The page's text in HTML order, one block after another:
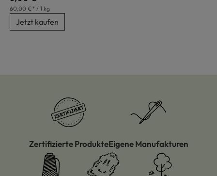
60,00 €* / 1 kg
Jetzt kaufen
Zertifizierte ProdukteEigene Manufakturen